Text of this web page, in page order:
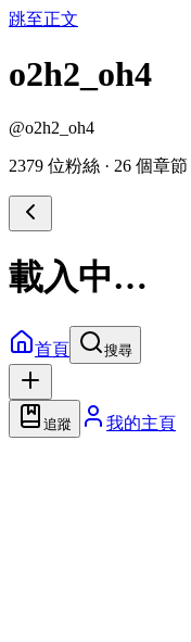
跳至正文
o2h2_oh4
@o2h2_oh4
2379 位粉絲 · 26 個章節
載入中…
首頁 搜尋
追蹤 我的主頁